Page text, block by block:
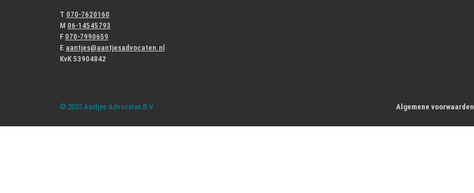
T 070-7620160
M 06-14545793
F 070-7990659
E aantjes@aantjesadvocaten.nl
KvK 53904842
© 2025 Aantjes Advocaten B.V. Algemene voorwaarden